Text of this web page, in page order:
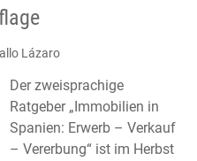
Lázaro
Der zweisprachige
Ratgeber „Immobilien in
Spanien: Erwerb – Verkauf
– Vererbung“ ist im Herbst